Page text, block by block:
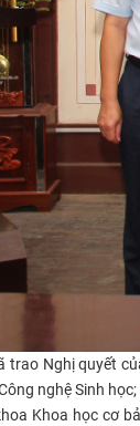
trao Nghị quyết
nghệ Sinh
Khoa học cơ